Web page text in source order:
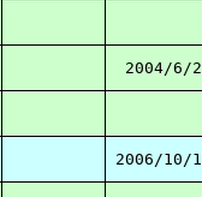
2004/6/2
2006/10/1